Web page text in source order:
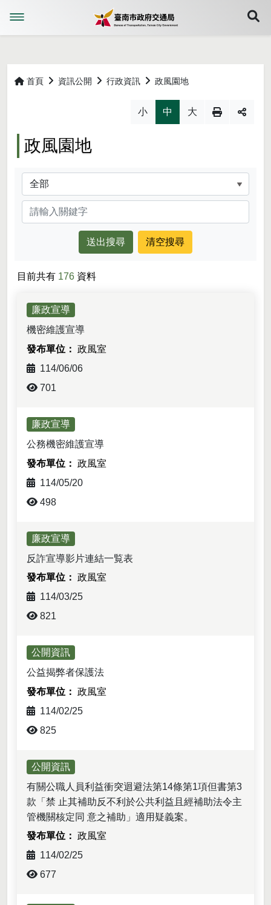
首頁 資訊公開 行政資訊 政風園地
略過字型切換，社群分享工具列
小 中 大
政風園地
分類
關鍵字
目前共有 176 資料
廉政宣導
機密維護宣導
政風室
114/06/06
701
廉政宣導
公務機密維護宣導
政風室
114/05/20
498
廉政宣導
反詐宣導影片連結一覧表
政風室
114/03/25
821
公開資訊
公益揭弊者保護法
政風室
114/02/25
825
公開資訊
有關公職人員利益衝突迴避法第14條第1項但書第3
款「禁 止其補助反不利於公共利益且經補助法令主
管機關核定同 意之補助」適用疑義案。
政風室
114/02/25
677